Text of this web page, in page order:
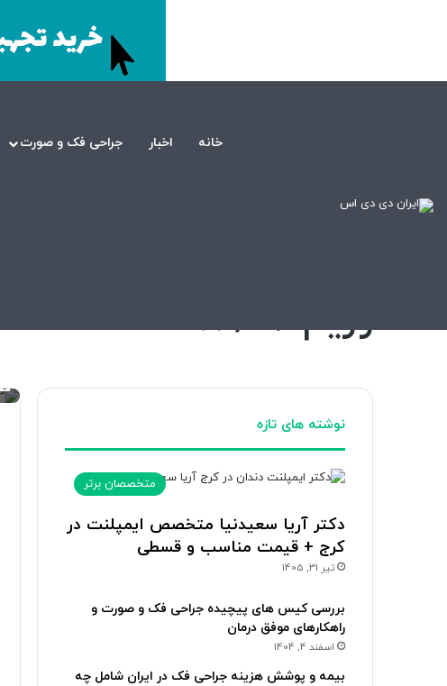
خانه اخبار جراحی فک و صورت
رژیم 16 / 8
نوشته های تازه
متخصصان برتر
دکتر آریا سعیدنیا متخصص ایمپلنت در
کرج + قیمت مناسب و قسطی
تیر 31, 1405
بررسی کیس های پیچیده جراحی فک و صورت و
راهکارهای موفق درمان
اسفند 4, 1404
بیمه و پوشش هزینه جراحی فک در ایران شامل چه